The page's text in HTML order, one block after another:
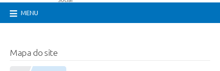
MENU
Mapa do site